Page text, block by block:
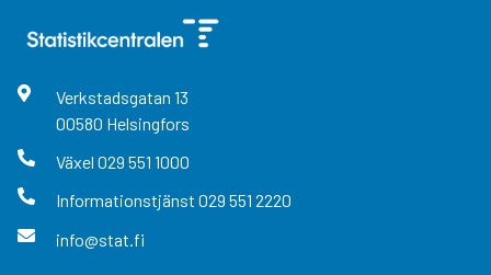
Verkstadsgatan 13
00580 Helsingfors
Växel 029 551 1000
Informationstjänst 029 551 2220
info@stat.fi